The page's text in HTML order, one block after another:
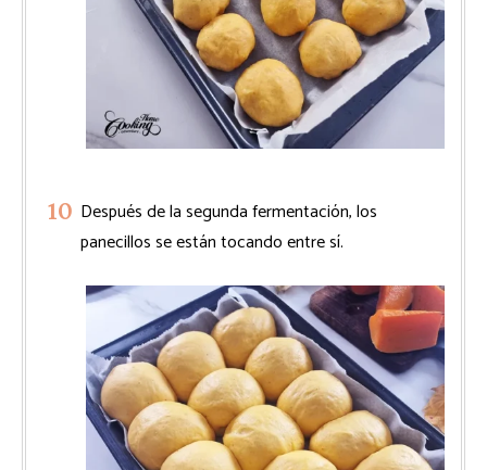
Después de la segunda fermentación, los
panecillos se están tocando entre sí.